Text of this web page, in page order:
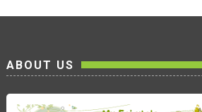
ABOUT US